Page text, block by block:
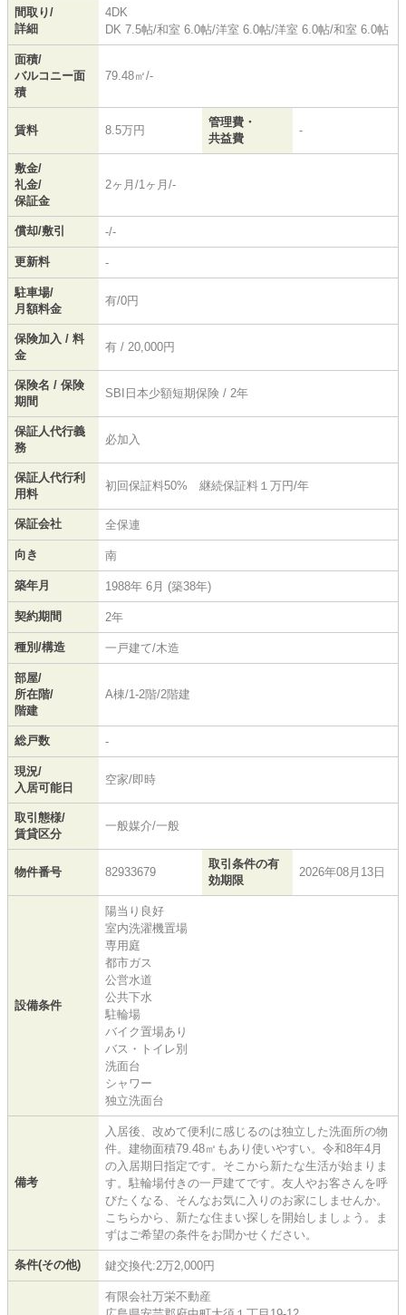
間取り/
詳細
4DK
DK 7.5帖/和室 6.0帖/洋室 6.0帖/洋室 6.0帖/和室 6.0帖
面積/
バルコニー面
積
79.48㎡/-
賃料 8.5万円
管理費・
共益費
-
敷金/
礼金/
保証金
2ヶ月/1ヶ月/-
償却/敷引 -/-
更新料 -
駐車場/
月額料金
有/0円
保険加入 / 料
金
有 / 20,000円
保険名 / 保険
期間
SBI日本少額短期保険 / 2年
保証人代行義
務
必加入
保証人代行利
用料
初回保証料50% 継続保証料１万円/年
保証会社 全保連
向き 南
築年月 1988年 6月 (築38年)
契約期間 2年
種別/構造 一戸建て/木造
部屋/
所在階/
階建
A棟/1-2階/2階建
総戸数 -
現況/
入居可能日
空家/即時
取引態様/
賃貸区分
一般媒介/一般
物件番号 82933679
取引条件の有
効期限
2026年08月13日
設備条件
陽当り良好
室内洗濯機置場
専用庭
都市ガス
公営水道
公共下水
駐輪場
バイク置場あり
バス・トイレ別
洗面台
シャワー
独立洗面台
備考
入居後、改めて便利に感じるのは独立した洗面所の物
件。建物面積79.48㎡もあり使いやすい。令和8年4月
の入居期日指定です。そこから新たな生活が始まりま
す。駐輪場付きの一戸建てです。友人やお客さんを呼
びたくなる、そんなお気に入りのお家にしませんか。
こちらから、新たな住まい探しを開始しましょう。ま
ずはご希望の条件をお聞かせください。
条件(その他) 鍵交換代:2万2,000円
有限会社万栄不動産